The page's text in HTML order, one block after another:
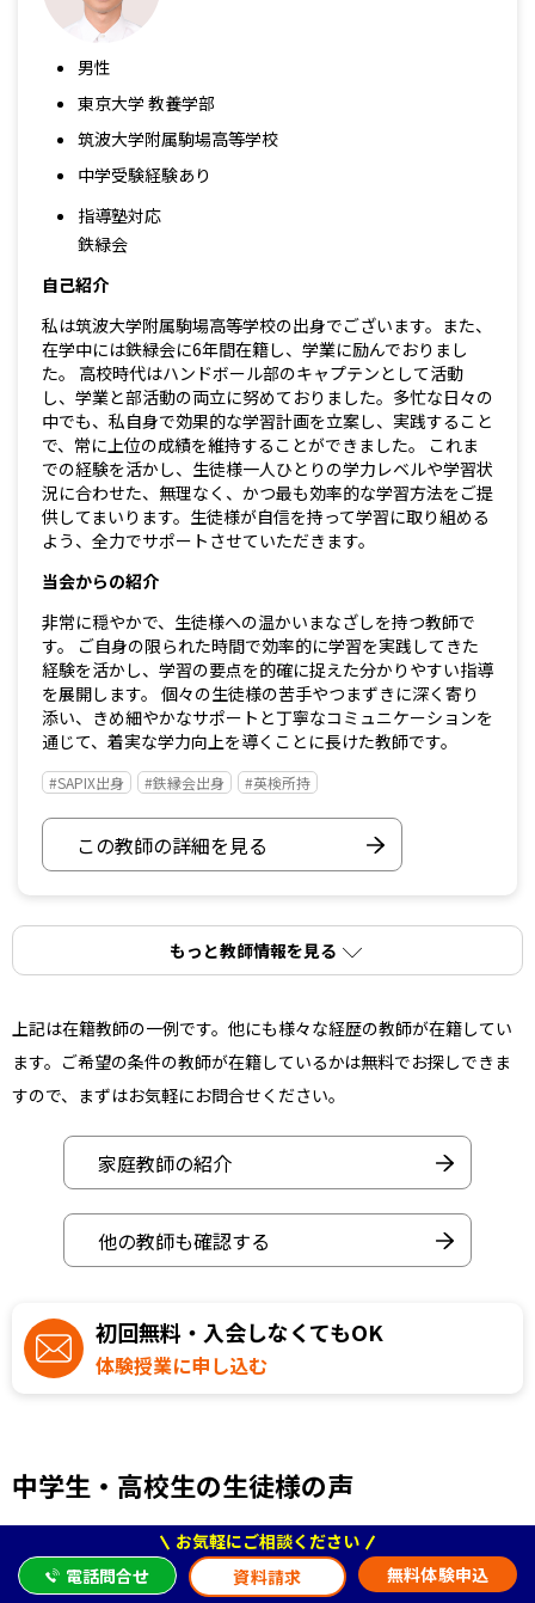
男性
東京大学 教養学部
筑波大学附属駒場高等学校
中学受験経験あり
指導塾対応
鉄緑会
自己紹介
私は筑波大学附属駒場高等学校の出身でございます。また、
在学中には鉄緑会に6年間在籍し、学業に励んでおりまし
た。 高校時代はハンドボール部のキャプテンとして活動
し、学業と部活動の両立に努めておりました。多忙な日々の
中でも、私自身で効果的な学習計画を立案し、実践すること
で、常に上位の成績を維持することができました。 これま
での経験を活かし、生徒様一人ひとりの学力レベルや学習状
況に合わせた、無理なく、かつ最も効率的な学習方法をご提
供してまいります。生徒様が自信を持って学習に取り組める
よう、全力でサポートさせていただきます。
当会からの紹介
非常に穏やかで、生徒様への温かいまなざしを持つ教師で
す。 ご自身の限られた時間で効率的に学習を実践してきた
経験を活かし、学習の要点を的確に捉えた分かりやすい指導
を展開します。 個々の生徒様の苦手やつまずきに深く寄り
添い、きめ細やかなサポートと丁寧なコミュニケーションを
通じて、着実な学力向上を導くことに長けた教師です。
#SAPIX出身 #鉄縁会出身 #英検所持
この教師の詳細を見る
もっと教師情報を見る
上記は在籍教師の一例です。他にも様々な経歴の教師が在籍してい
ます。ご希望の条件の教師が在籍しているかは無料でお探しできま
すので、まずはお気軽にお問合せください。
家庭教師の紹介
他の教師も確認する
初回無料・入会しなくてもOK
体験授業に申し込む
中学生・高校生の生徒様の声
人見知りでも安心！話しやすい先生と楽しく学ぶ
お気軽にご相談ください
電話問合せ
資料請求 無料体験申込